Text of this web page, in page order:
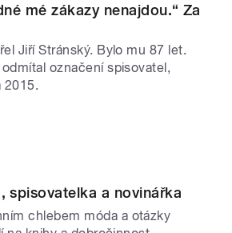
mé zákazy nenajdou.“ Za
Jiří Stránský. Bylo mu 87 let.
označení spisovatel,
2015.
spisovatelka a novinářka
chlebem móda a otázky